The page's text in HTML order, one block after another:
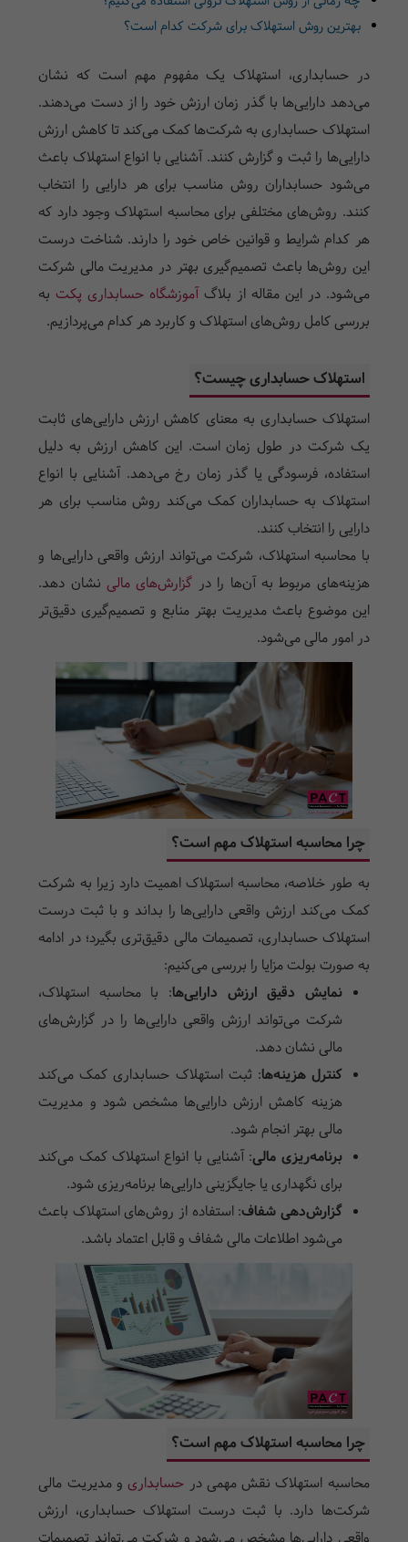
بهترین روش استهلاک برای شرکت کدام است؟
در حسابداری، استهلاک یک مفهوم مهم است که نشان
می‌دهد دارایی‌ها با گذر زمان ارزش خود را از دست می‌دهند.
استهلاک حسابداری به شرکت‌ها کمک می‌کند تا کاهش ارزش
دارایی‌ها را ثبت و گزارش کنند. آشنایی با انواع استهلاک باعث
می‌شود حسابداران روش مناسب برای هر دارایی را انتخاب
کنند. روش‌های مختلفی برای محاسبه استهلاک وجود دارد که
هر کدام شرایط و قوانین خاص خود را دارند. شناخت درست
این روش‌ها باعث تصمیم‌گیری بهتر در مدیریت مالی شرکت
می‌شود. در این مقاله از بلاگآموزشگاه حسابداری پکت به
بررسی کامل روش‌های استهلاک و کاربرد هر کدام می‌پردازیم.
استهلاک حسابداری چیست؟
استهلاک حسابداری به معنای کاهش ارزش دارایی‌های ثابت
یک شرکت در طول زمان است. این کاهش ارزش به دلیل
استفاده، فرسودگی یا گذر زمان رخ می‌دهد. آشنایی با انواع
استهلاک به حسابداران کمک می‌کند روش مناسب برای هر
دارایی را انتخاب کنند.
با محاسبه استهلاک، شرکت می‌تواند ارزش واقعی دارایی‌ها و
هزینه‌های مربوط به آن‌ها را در گزارش‌های مالی نشان دهد.
این موضوع باعث مدیریت بهتر منابع و تصمیم‌گیری دقیق‌تر
در امور مالی می‌شود.
چرا محاسبه استهلاک مهم است؟
به طور خلاصه، محاسبه استهلاک اهمیت دارد زیرا به شرکت
کمک می‌کند ارزش واقعی دارایی‌ها را بداند و با ثبت درست
استهلاک حسابداری، تصمیمات مالی دقیق‌تری بگیرد؛ در ادامه
به صورت بولت مزایا را بررسی می‌کنیم:
نمایش دقیق ارزش دارایی‌ها: با محاسبه استهلاک،
شرکت می‌تواند ارزش واقعی دارایی‌ها را در گزارش‌های
مالی نشان دهد.
کنترل هزینه‌ها: ثبت استهلاک حسابداری کمک می‌کند
هزینه کاهش ارزش دارایی‌ها مشخص شود و مدیریت
مالی بهتر انجام شود.
برنامه‌ریزی مالی: آشنایی با انواع استهلاک کمک می‌کند
برای نگهداری یا جایگزینی دارایی‌ها برنامه‌ریزی شود.
گزارش‌دهی شفاف: استفاده از روش‌های استهلاک باعث
می‌شود اطلاعات مالی شفاف و قابل اعتماد باشد.
چرا محاسبه استهلاک مهم است؟
محاسبه استهلاک نقش مهمی در حسابداریو مدیریت مالی
شرکت‌ها دارد. با ثبت درست استهلاک حسابداری، ارزش